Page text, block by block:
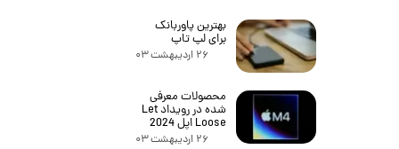
بهترین پاوربانک
برای لپ تاپ
۲۶ اردیبهشت ۰۳
محصولات معرفی
شده در رویداد Let
Loose اپل 2024
۲۶ اردیبهشت ۰۳